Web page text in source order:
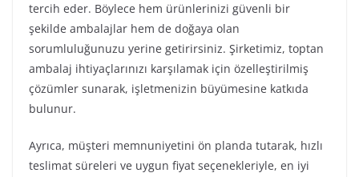
tercih eder. Böylece hem ürünlerinizi güvenli bir
şekilde ambalajlar hem de doğaya olan
sorumluluğunuzu yerine getirirsiniz. Şirketimiz, toptan
ambalaj ihtiyaçlarınızı karşılamak için özelleştirilmiş
çözümler sunarak, işletmenizin büyümesine katkıda
bulunur.
Ayrıca, müşteri memnuniyetini ön planda tutarak, hızlı
teslimat süreleri ve uygun fiyat seçenekleriyle, en iyi